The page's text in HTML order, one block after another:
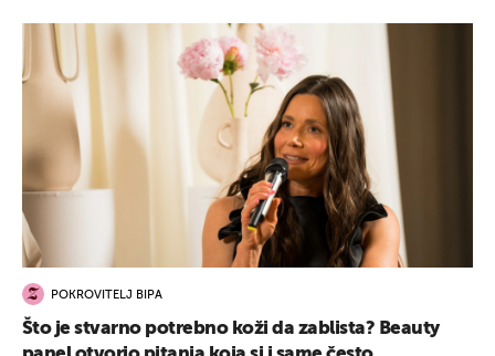
POKROVITELJ BIPA
Što je stvarno potrebno koži da zablista? Beauty